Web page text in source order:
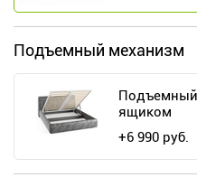
Подъемный механизм
ящиком
+6 990 руб.